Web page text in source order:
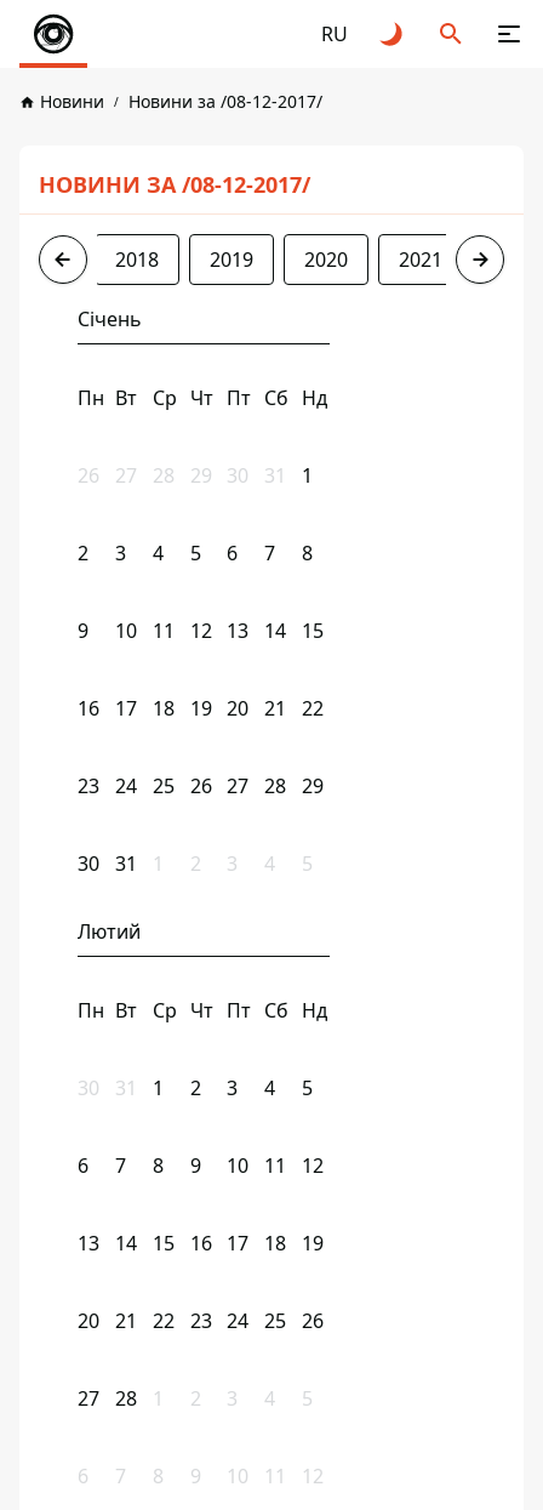
RU
Новини Новини за /08-12-2017/
НОВИНИ ЗА /08-12-2017/
2017 2018 2019 2020 2021 2022
Січень
Пн Вт Ср Чт Пт Сб Нд
26 27 28 29 30 31 1
2 3 4 5 6 7 8
9 10 11 12 13 14 15
16 17 18 19 20 21 22
23 24 25 26 27 28 29
30 31 1 2 3 4 5
Лютий
Пн Вт Ср Чт Пт Сб Нд
30 31 1 2 3 4 5
6 7 8 9 10 11 12
13 14 15 16 17 18 19
20 21 22 23 24 25 26
27 28 1 2 3 4 5
6 7 8 9 10 11 12